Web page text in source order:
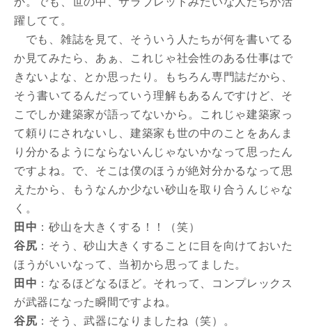
躍してて。
でも、雑誌を見て、そういう人たちが何を書いてる
か見てみたら、あぁ、これじゃ社会性のある仕事はで
きないよな、とか思ったり。もちろん専門誌だから、
そう書いてるんだっていう理解もあるんですけど、そ
こでしか建築家が語ってないから。これじゃ建築家っ
て頼りにされないし、建築家も世の中のことをあんま
り分かるようにならないんじゃないかなって思ったん
ですよね。で、そこは僕のほうが絶対分かるなって思
えたから、もうなんか少ない砂山を取り合うんじゃな
く。
田中 ：砂山を大きくする！！（笑）
谷尻 ：そう、砂山大きくすることに目を向けておいた
ほうがいいなって、当初から思ってました。
田中 ：なるほどなるほど。それって、コンプレックス
が武器になった瞬間ですよね。
谷尻 ：そう、武器になりましたね（笑）。